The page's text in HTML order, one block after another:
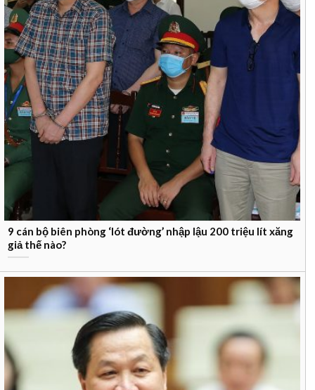
9 cán bộ biên phòng ‘lót đường’ nhập lậu 200 triệu lít xăng
giả thế nào?